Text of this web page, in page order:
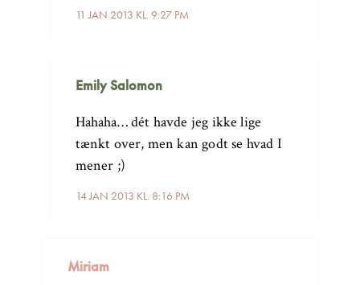
11 JAN 2013 KL. 9:27 PM
Emily Salomon
14 JAN 2013 KL. 8:16 PM
Hahaha… dét havde jeg ikke lige
tænkt over, men kan godt se hvad I
mener ;)
Miriam